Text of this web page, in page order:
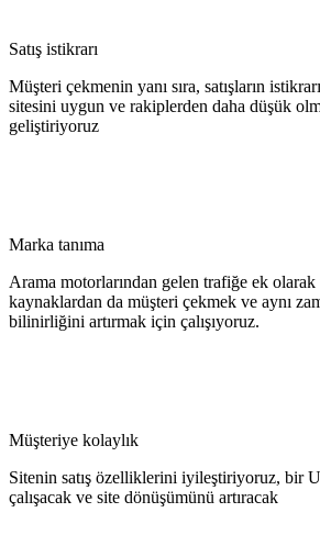
Satış istikrarı
Müşteri çekmenin yanı sıra, satışların
sitesini uygun ve rakiplerden daha düşük
geliştiriyoruz
Marka tanıma
Arama motorlarından gelen trafiğe ek
kaynaklardan da müşteri çekmek ve aynı
bilinirliğini artırmak için çalışıyoruz.
Müşteriye kolaylık
Sitenin satış özelliklerini iyileştiriyoruz, bir
çalışacak ve site dönüşümünü artıracak